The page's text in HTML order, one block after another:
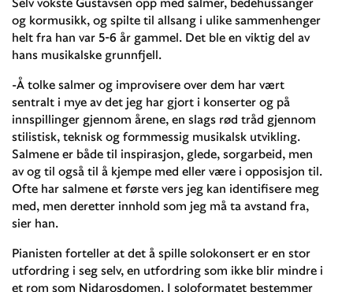
og kormusikk, og spilte til allsang i ulike sammenhenger
helt fra han var 5-6 år gammel. Det ble en viktig del av
hans musikalske grunnfjell.
-Å tolke salmer og improvisere over dem har vært
sentralt i mye av det jeg har gjort i konserter og på
innspillinger gjennom årene, en slags rød tråd gjennom
stilistisk, teknisk og formmessig musikalsk utvikling.
Salmene er både til inspirasjon, glede, sorgarbeid, men
av og til også til å kjempe med eller være i opposisjon til.
Ofte har salmene et første vers jeg kan identifisere meg
med, men deretter innhold som jeg må ta avstand fra,
sier han.
Pianisten forteller at det å spille solokonsert er en stor
utfordring i seg selv, en utfordring som ikke blir mindre i
et rom som Nidarosdomen. I soloformatet bestemmer